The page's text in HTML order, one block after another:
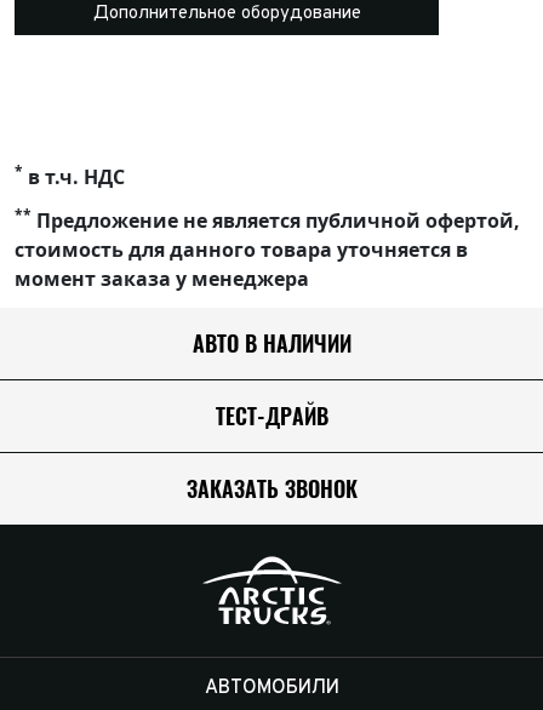
Дополнительное оборудование
* в т.ч. НДС
** Предложение не является публичной офертой,
стоимость для данного товара уточняется в
момент заказа у менеджера
АВТО В НАЛИЧИИ
ТЕСТ-ДРАЙВ
ЗАКАЗАТЬ ЗВОНОК
АВТОМОБИЛИ